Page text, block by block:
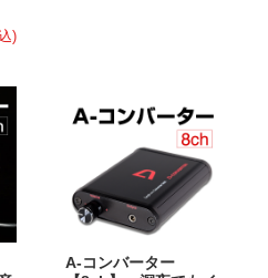
)
A-コンバーター